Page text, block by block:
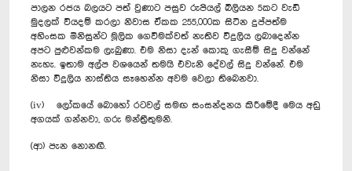
පාලන රජය බලයට පත් වුණාට පසුව රුපියල් බිලියන 5කට වැඩි
මුදලක් වියදම් කරලා නිවාස ඒකක 255,000ක සිටින දුප්පත්ම
අහිංසක මිනිසුන්ට මූලික ගෙවීමක්වත් නැතිව විදුලිය ලබාදෙන්න
අපට පුළුවන්කම ලැබුණා. එම නිසා දැන් කොකු ගැසීම් සිදු වන්නේ
නැහැ. ඉතාම අල්ප වශයෙන් තමයි එවැනි දේවල් සිදු වන්නේ. එම
නිසා විදුලිය නාස්තිය සෑහෙන්න අවම වෙලා තිබෙනවා.
(iv) ලෝකයේ බොහෝ රටවල් සමඟ සංසන්දනය කිරීමේදී මෙය අඩු
අගයක් ගන්නවා, ගරු මන්ත්‍රීතුමනි.
(ආ) පැන නොනඟී.